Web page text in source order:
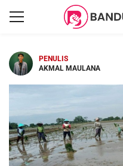
PENULIS
AKMAL MAULANA